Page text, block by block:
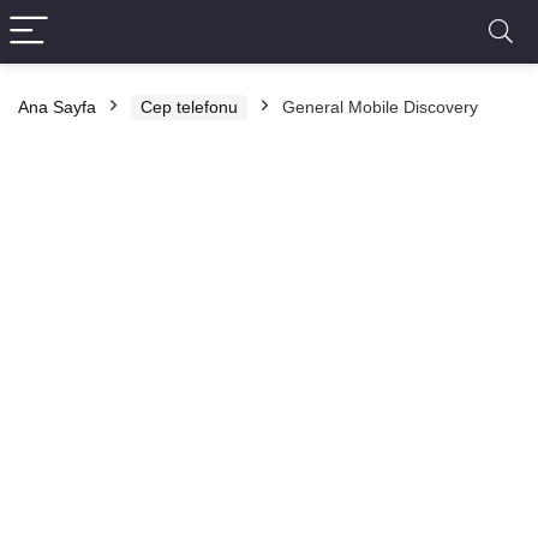
Ana Sayfa Cep telefonu General Mobile Discovery